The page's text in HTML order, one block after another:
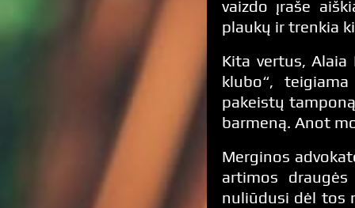
vaizdo įraše
plaukų ir trenkia
Kita vertus,
klubo“,
pakeistų
barmeną. Anot
Merginos
artimos
nuliūdusi dėl tos